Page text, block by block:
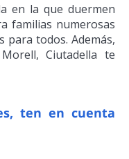
en la que duermen
familias numerosas
para todos. Además,
Ciutadella te
ten en cuenta